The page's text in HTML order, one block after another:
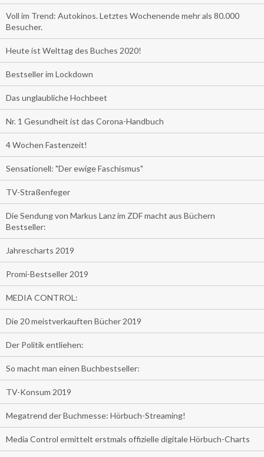
Voll im Trend: Autokinos. Letztes Wochenende mehr als 80.000
Besucher.
Heute ist Welttag des Buches 2020!
Bestseller im Lockdown
Das unglaubliche Hochbeet
Nr. 1 Gesundheit ist das Corona-Handbuch
4 Wochen Fastenzeit!
Sensationell: "Der ewige Faschismus"
TV-Straßenfeger
Die Sendung von Markus Lanz im ZDF macht aus Büchern
Bestseller:
Jahrescharts 2019
Promi-Bestseller 2019
MEDIA CONTROL:
Die 20 meistverkauften Bücher 2019
Der Politik entliehen:
So macht man einen Buchbestseller:
TV-Konsum 2019
Megatrend der Buchmesse: Hörbuch-Streaming!
Media Control ermittelt erstmals offizielle digitale Hörbuch-Charts